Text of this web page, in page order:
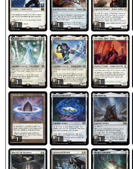
1 1 1
1 1 1
1 1 1